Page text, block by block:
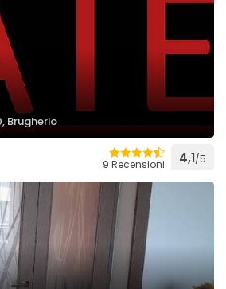
Brugherio
9 Recensioni 4,1/5